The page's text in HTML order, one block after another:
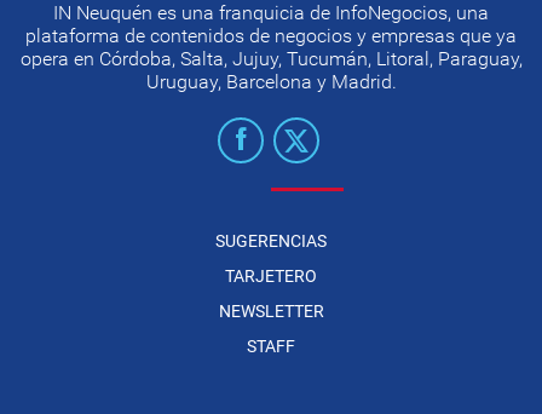
IN Neuquén es una franquicia de InfoNegocios, una
plataforma de contenidos de negocios y empresas que ya
opera en Córdoba, Salta, Jujuy, Tucumán, Litoral, Paraguay,
Uruguay, Barcelona y Madrid.
SUGERENCIAS
TARJETERO
NEWSLETTER
STAFF